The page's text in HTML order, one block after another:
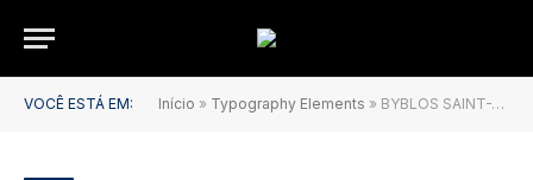
VOCÊ ESTÁ EM: Início » Typography Elements » BYBLOS SAINT-TROPEZ CELEBRARÁ 60 ANOS EM 2027 E REFORÇA A IMPORTÂNCIA DO MERCADO BRASILEIRO